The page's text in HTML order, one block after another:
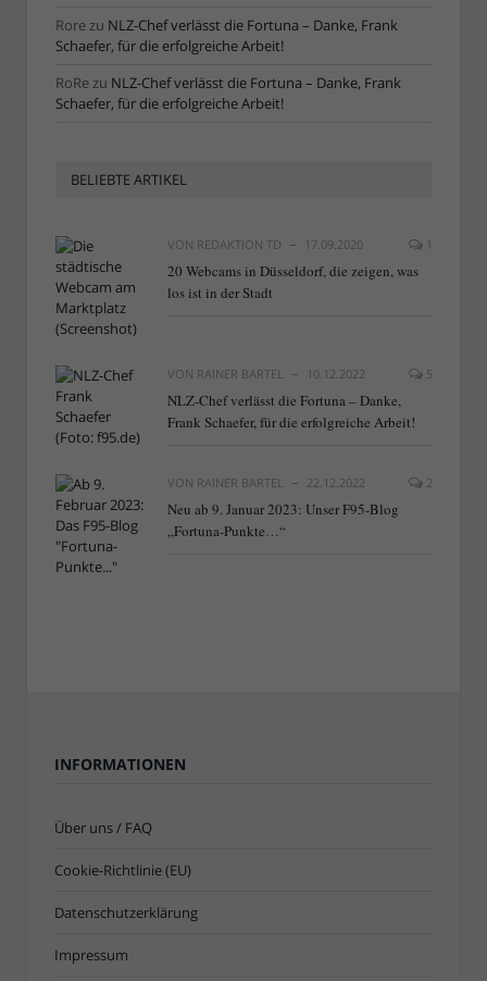
Rorezu NLZ-Chef verlässt die Fortuna – Danke, Frank
Schaefer, für die erfolgreiche Arbeit!
RoRezu NLZ-Chef verlässt die Fortuna – Danke, Frank
Schaefer, für die erfolgreiche Arbeit!
BELIEBTE ARTIKEL
VON REDAKTION TD 17.09.2020 1
20 Webcams in Düsseldorf, die zeigen, was
los ist in der Stadt
VON RAINER BARTEL 10.12.2022 5
NLZ-Chef verlässt die Fortuna – Danke,
Frank Schaefer, für die erfolgreiche Arbeit!
VON RAINER BARTEL 22.12.2022 2
Neu ab 9. Januar 2023: Unser F95-Blog
„Fortuna-Punkte…“
INFORMATIONEN
Über uns / FAQ
Cookie-Richtlinie (EU)
Datenschutzerklärung
Impressum